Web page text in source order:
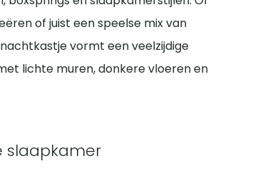
of juist een speelse mix van
vormt een veelzijdige
lichte muren, donkere vloeren en
slaapkamer